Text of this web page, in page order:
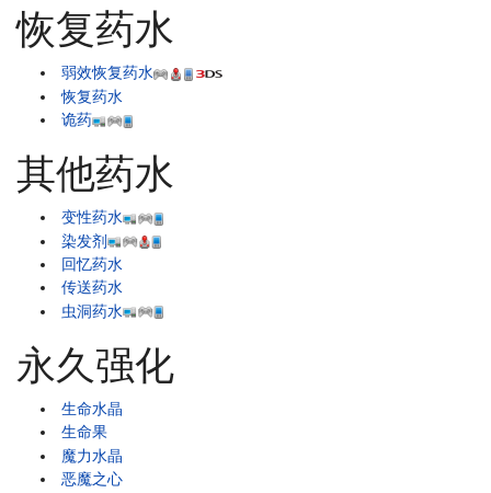
恢复药水
弱效恢复药水
恢复药水
诡药
其他药水
变性药水
染发剂
回忆药水
传送药水
虫洞药水
永久强化
生命水晶
生命果
魔力水晶
恶魔之心